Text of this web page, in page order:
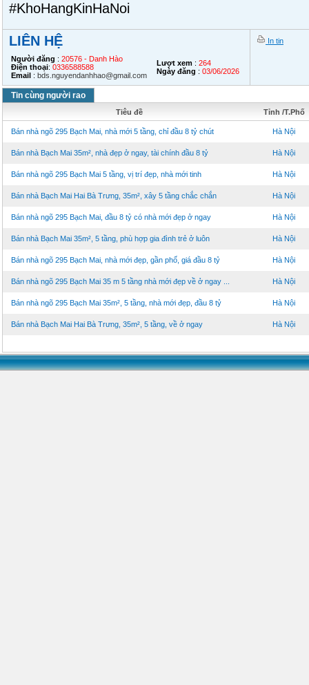
#KhoHangKinHaNoi
LIÊN HỆ
Người đăng : 20576 - Danh Hào
Điện thoại: 0336588588
Email : bds.nguyendanhhao@gmail.com
Lượt xem : 264
Ngày đăng : 03/06/2026
In tin
Tin cùng người rao
Tiêu đề Tỉnh /T.Phố
Bán nhà ngõ 295 Bạch Mai, nhà mới 5 tầng, chỉ đầu 8 tỷ chút Hà Nội
Bán nhà Bạch Mai 35m², nhà đẹp ở ngay, tài chính đầu 8 tỷ Hà Nội
Bán nhà ngõ 295 Bạch Mai 5 tầng, vị trí đẹp, nhà mới tinh Hà Nội
Bán nhà Bạch Mai Hai Bà Trưng, 35m², xây 5 tầng chắc chắn Hà Nội
Bán nhà ngõ 295 Bạch Mai, đầu 8 tỷ có nhà mới đẹp ở ngay Hà Nội
Bán nhà Bạch Mai 35m², 5 tầng, phù hợp gia đình trẻ ở luôn Hà Nội
Bán nhà ngõ 295 Bạch Mai, nhà mới đẹp, gần phố, giá đầu 8 tỷ Hà Nội
Bán nhà ngõ 295 Bạch Mai 35 m 5 tầng nhà mới đẹp về ở ngay ... Hà Nội
Bán nhà ngõ 295 Bạch Mai 35m², 5 tầng, nhà mới đẹp, đầu 8 tỷ Hà Nội
Bán nhà Bạch Mai Hai Bà Trưng, 35m², 5 tầng, về ở ngay Hà Nội